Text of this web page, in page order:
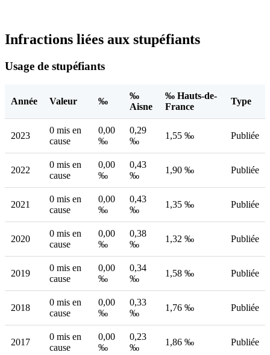
Infractions liées aux stupéfiants
Usage de stupéfiants
Année Valeur ‰
‰
Aisne
‰ Hauts-de-
France
Type
2023
0 mis en
cause
0,00
‰
0,29
‰
1,55 ‰ Publiée
2022
0 mis en
cause
0,00
‰
0,43
‰
1,90 ‰ Publiée
2021
0 mis en
cause
0,00
‰
0,43
‰
1,35 ‰ Publiée
2020
0 mis en
cause
0,00
‰
0,38
‰
1,32 ‰ Publiée
2019
0 mis en
cause
0,00
‰
0,34
‰
1,58 ‰ Publiée
2018
0 mis en
cause
0,00
‰
0,33
‰
1,76 ‰ Publiée
2017
0 mis en
cause
0,00
‰
0,23
‰
1,86 ‰ Publiée